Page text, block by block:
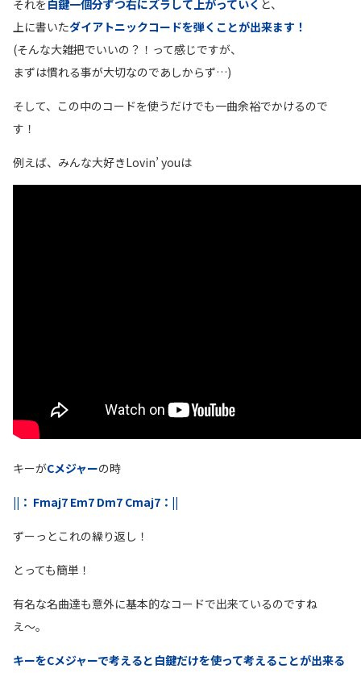
それを白鍵一個分ずつ右にズラして上がっていく と、
上に書いたダイアトニックコードを弾くことが出来ます！
(そんな大雑把でいいの？！って感じですが、
まずは慣れる事が大切なのであしからず…)
そして、この中のコードを使うだけでも一曲余裕でかけるので
す！
例えば、みんな大好きLovin’ youは
キーがCメジャーの時
||： Fmaj7 Em7 Dm7 Cmaj7：||
ずーっとこれの繰り返し！
とっても簡単！
有名な名曲達も意外に基本的なコードで出来ているのですね
え〜。
キーをCメジャーで考えると白鍵だけを使って考えることが出来る